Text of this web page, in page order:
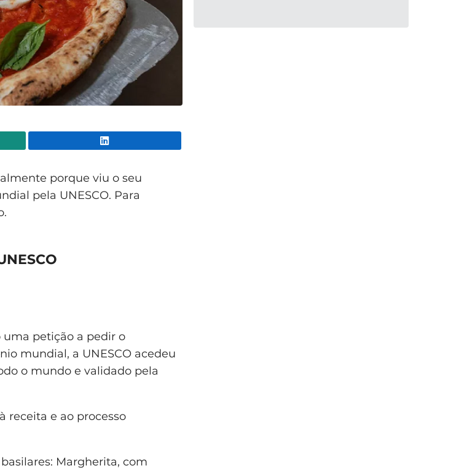
porque viu o seu
pela UNESCO. Para
uma petição a pedir o
mundial, a UNESCO acedeu
o mundo e validado pela
receita e ao processo
Margherita, com